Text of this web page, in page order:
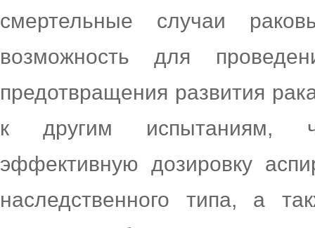
смертельные случаи
возможность для
предотвращения развития
к другим испытаниям,
эффективную дозировку
наследственного типа, а